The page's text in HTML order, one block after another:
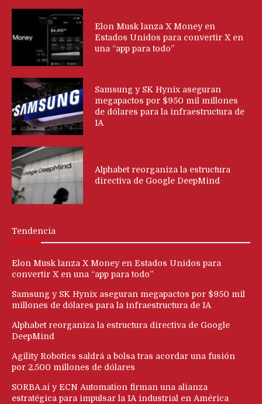
Elon Musk lanza X Money en
Estados Unidos para convertir X en
una “app para todo”
Samsung y SK Hynix aseguran
megapactos por $950 mil millones
de dólares para la infraestructura de
IA
Alphabet reorganiza la estructura
directiva de Google DeepMind
Tendencia
Elon Musk lanza X Money en Estados Unidos para
convertir X en una “app para todo”
Samsung y SK Hynix aseguran megapactos por $950 mil
millones de dólares para la infraestructura de IA
Alphabet reorganiza la estructura directiva de Google
DeepMind
Agility Robotics saldrá a bolsa tras acordar una fusión
por 2,500 millones de dólares
SORBA.ai y ECN Automation firman una alianza
estratégica para impulsar la IA industrial en América